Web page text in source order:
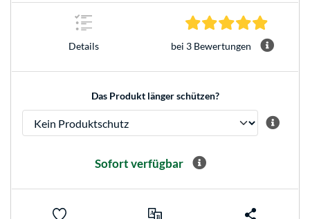
Details bei 3 Bewertungen
Das Produkt länger schützen?
Sofort verfügbar